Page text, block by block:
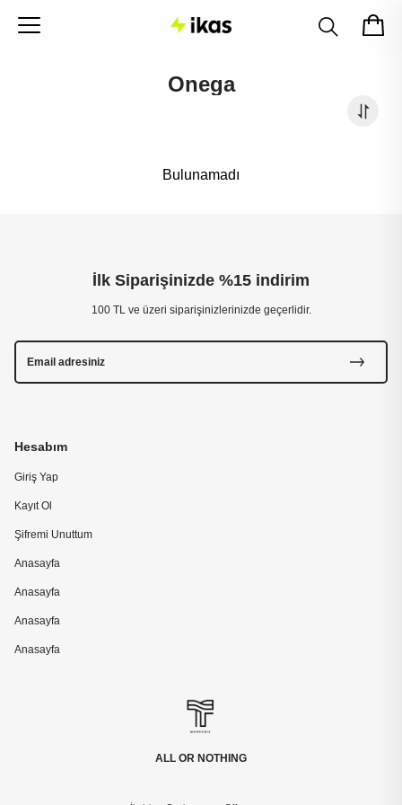
Onega
Bulunamadı
ALL OR NOTHING
Hesabım
Giriş Yap
Kayıt Ol
Şifremi Unuttum
Anasayfa
Anasayfa
Anasayfa
Anasayfa
İlk Siparişinizde %15 indirim
100 TL ve üzeri siparişinizlerinizde geçerlidir.